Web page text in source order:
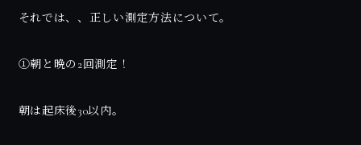
それでは、、正しい測定方法について。
①朝と晩の2回測定！
朝は起床後30以内。